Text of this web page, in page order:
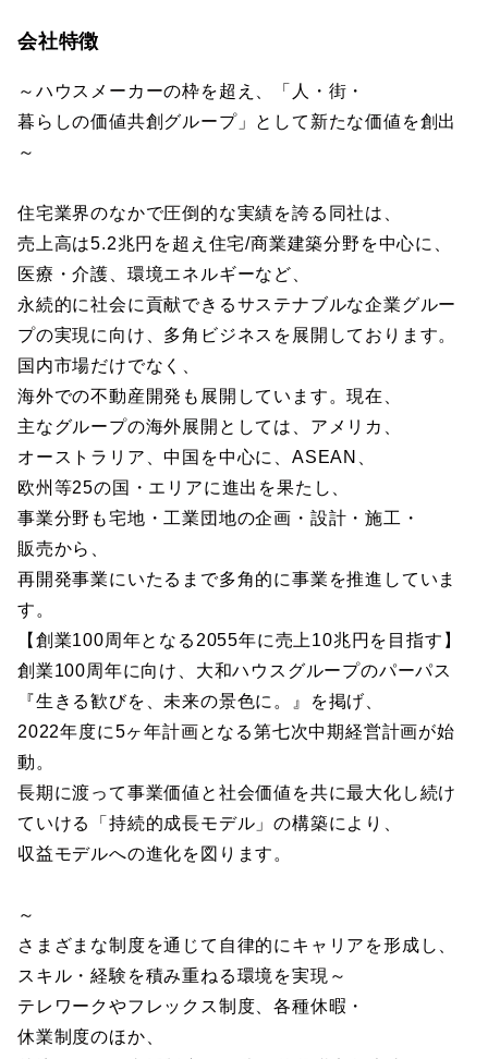
会社特徴
～ハウスメーカーの枠を超え、「人・街・
暮らしの価値共創グループ」として新たな価値を創出
～
住宅業界のなかで圧倒的な実績を誇る同社は、
売上高は5.2兆円を超え住宅/商業建築分野を中心に、
医療・介護、環境エネルギーなど、
永続的に社会に貢献できるサステナブルな企業グルー
プの実現に向け、多角ビジネスを展開しております。
国内市場だけでなく、
海外での不動産開発も展開しています。現在、
主なグループの海外展開としては、アメリカ、
オーストラリア、中国を中心に、ASEAN、
欧州等25の国・エリアに進出を果たし、
事業分野も宅地・工業団地の企画・設計・施工・
販売から、
再開発事業にいたるまで多角的に事業を推進していま
す。
【創業100周年となる2055年に売上10兆円を目指す】
創業100周年に向け、大和ハウスグループのパーパス
『生きる歓びを、未来の景色に。』を掲げ、
2022年度に5ヶ年計画となる第七次中期経営計画が始
動。
長期に渡って事業価値と社会価値を共に最大化し続け
ていける「持続的成長モデル」の構築により、
収益モデルへの進化を図ります。
～
さまざまな制度を通じて自律的にキャリアを形成し、
スキル・経験を積み重ねる環境を実現～
テレワークやフレックス制度、各種休暇・
休業制度のほか、